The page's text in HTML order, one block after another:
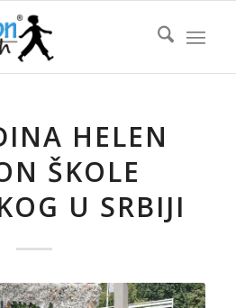
HELEN
ŠKOLE
U SRBIJI